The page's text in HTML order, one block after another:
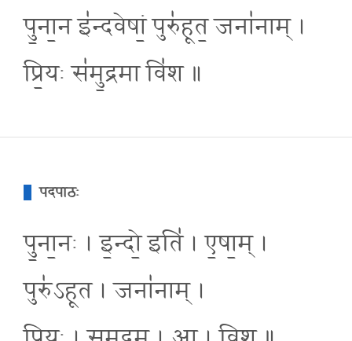
पु॒ना॒न इ॑न्दवेषां॒ पुरु॑हूत॒ जना॑नाम् ।
प्रि॒यः स॑मु॒द्रमा वि॑श ॥
पदपाठः
पु॒ना॒नः । इ॒न्दो॒ इति॑ । ए॒षा॒म् ।
पुरु॑ऽहूत । जना॑नाम् ।